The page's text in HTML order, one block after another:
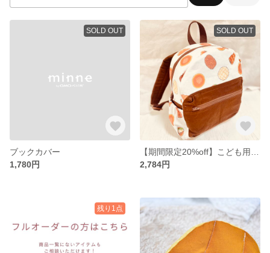
SOLD OUT
ブックカバー
1,780円
SOLD OUT
2,784円
残り1点